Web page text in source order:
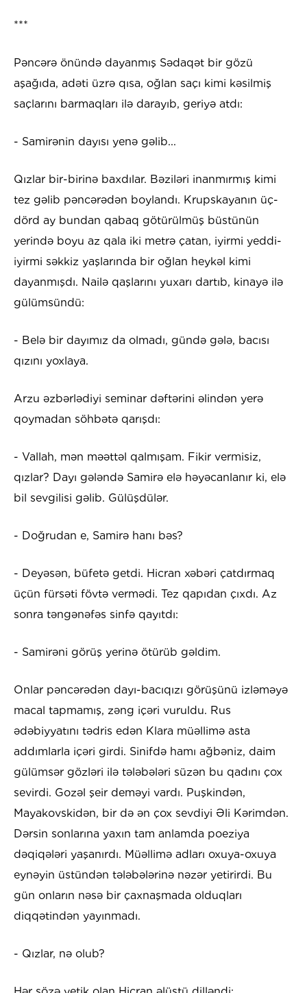
***
Pəncərə önündə dayanmış Sədaqət bir gözü
aşağıda, adəti üzrə qısa, oğlan saçı kimi kəsilmiş
saçlarını barmaqları ilə darayıb, geriyə atdı:
- Samirənin dayısı yenə gəlib...
Qızlar bir-birinə baxdılar. Bəziləri inanmırmış kimi
tez gəlib pəncərədən boylandı. Krupskayanın üç-
dörd ay bundan qabaq götürülmüş büstünün
yerində boyu az qala iki metrə çatan, iyirmi yeddi-
iyirmi səkkiz yaşlarında bir oğlan heykəl kimi
dayanmışdı. Nailə qaşlarını yuxarı dartıb, kinayə ilə
gülümsündü:
- Belə bir dayımız da olmadı, gündə gələ, bacısı
qızını yoxlaya.
Arzu əzbərlədiyi seminar dəftərini əlindən yerə
qoymadan söhbətə qarışdı:
- Vallah, mən məəttəl qalmışam. Fikir vermisiz,
qızlar? Dayı gələndə Samirə elə həyəcanlanır ki, elə
bil sevgilisi gəlib. Gülüşdülər.
- Doğrudan e, Samirə hanı bəs?
- Deyəsən, büfetə getdi. Hicran xəbəri çatdırmaq
üçün fürsəti fövtə vermədi. Tez qapıdan çıxdı. Az
sonra təngənəfəs sinfə qayıtdı:
- Samirəni görüş yerinə ötürüb gəldim.
Onlar pəncərədən dayı-bacıqızı görüşünü izləməyə
macal tapmamış, zəng içəri vuruldu. Rus
ədəbiyyatını tədris edən Klara müəllimə asta
addımlarla içəri girdi. Sinifdə hamı ağbəniz, daim
gülümsər gözləri ilə tələbələri süzən bu qadını çox
sevirdi. Gozəl şeir deməyi vardı. Puşkindən,
Mayakovskidən, bir də ən çox sevdiyi Əli Kərimdən.
Dərsin sonlarına yaxın tam anlamda poeziya
dəqiqələri yaşanırdı. Müəllimə adları oxuya-oxuya
eynəyin üstündən tələbələrinə nəzər yetirirdi. Bu
gün onların nəsə bir çaxnaşmada olduqları
diqqətindən yayınmadı.
- Qızlar, nə olub?